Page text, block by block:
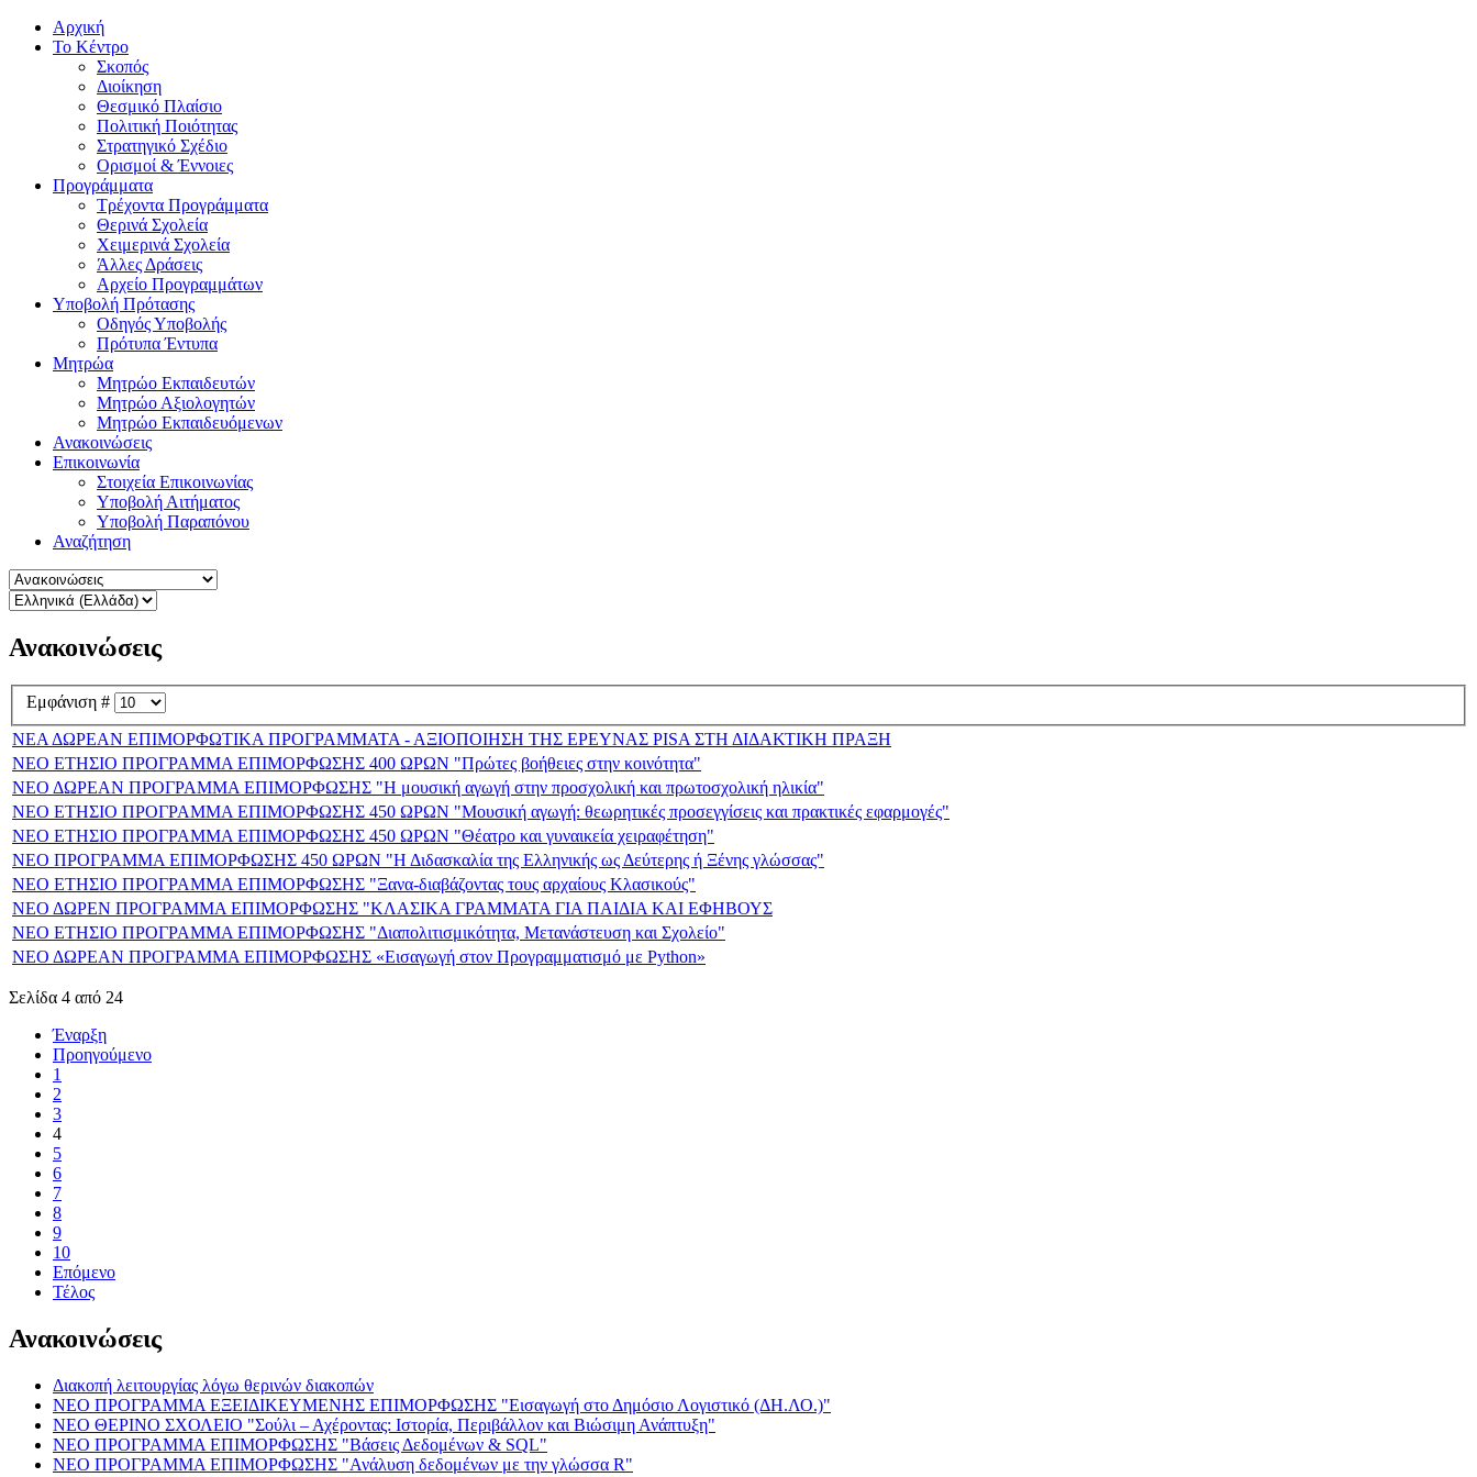
Αρχική
Το Κέντρο
Σκοπός
Διοίκηση
Θεσμικό Πλαίσιο
Πολιτική Ποιότητας
Στρατηγικό Σχέδιο
Ορισμοί & Έννοιες
Προγράμματα
Τρέχοντα Προγράμματα
Θερινά Σχολεία
Χειμερινά Σχολεία
Άλλες Δράσεις
Αρχείο Προγραμμάτων
Υποβολή Πρότασης
Οδηγός Υποβολής
Πρότυπα Έντυπα
Μητρώα
Μητρώο Εκπαιδευτών
Μητρώο Αξιολογητών
Μητρώο Εκπαιδευόμενων
Ανακοινώσεις
Επικοινωνία
Στοιχεία Επικοινωνίας
Υποβολή Αιτήματος
Υποβολή Παραπόνου
Αναζήτηση
Ανακοινώσεις
Εμφάνιση #
ΝΕΑ ΔΩΡΕΑΝ ΕΠΙΜΟΡΦΩΤΙΚΑ ΠΡΟΓΡΑΜΜΑΤΑ - ΑΞΙΟΠΟΙΗΣΗ ΤΗΣ ΕΡΕΥΝΑΣ PISA ΣΤΗ ΔΙΔΑΚΤΙΚΗ ΠΡΑΞΗ
ΝΕΟ ΕΤΗΣΙΟ ΠΡΟΓΡΑΜΜΑ ΕΠΙΜΟΡΦΩΣΗΣ 400 ΩΡΩΝ "Πρώτες βοήθειες στην κοινότητα"
ΝΕΟ ΔΩΡΕΑΝ ΠΡΟΓΡΑΜΜΑ ΕΠΙΜΟΡΦΩΣΗΣ "Η μουσική αγωγή στην προσχολική και πρωτοσχολική ηλικία"
ΝΕΟ ΕΤΗΣΙΟ ΠΡΟΓΡΑΜΜΑ ΕΠΙΜΟΡΦΩΣΗΣ 450 ΩΡΩΝ "Μουσική αγωγή: θεωρητικές προσεγγίσεις και πρακτικές εφαρμογές"
ΝΕΟ ΕΤΗΣΙΟ ΠΡΟΓΡΑΜΜΑ ΕΠΙΜΟΡΦΩΣΗΣ 450 ΩΡΩΝ "Θέατρο και γυναικεία χειραφέτηση"
ΝΕΟ ΠΡΟΓΡΑΜΜΑ ΕΠΙΜΟΡΦΩΣΗΣ 450 ΩΡΩΝ "Η Διδασκαλία της Eλληνικής ως Δεύτερης ή Ξένης γλώσσας"
ΝΕΟ ΕΤΗΣΙΟ ΠΡΟΓΡΑΜΜΑ ΕΠΙΜΟΡΦΩΣΗΣ "Ξανα-διαβάζοντας τους αρχαίους Κλασικούς"
ΝΕΟ ΔΩΡΕΝ ΠΡΟΓΡΑΜΜΑ ΕΠΙΜΟΡΦΩΣΗΣ "ΚΛΑΣΙΚΑ ΓΡΑΜΜΑΤΑ ΓΙΑ ΠΑΙΔΙΑ ΚΑΙ ΕΦΗΒΟΥΣ
ΝΕΟ ΕΤΗΣΙΟ ΠΡΟΓΡΑΜΜΑ ΕΠΙΜΟΡΦΩΣΗΣ "Διαπολιτισμικότητα, Μετανάστευση και Σχολείο"
ΝΕΟ ΔΩΡΕΑΝ ΠΡΟΓΡΑΜΜΑ ΕΠΙΜΟΡΦΩΣΗΣ «Εισαγωγή στον Προγραμματισμό με Python»
Σελίδα 4 από 24
Έναρξη
Προηγούμενο
1
2
3
4
5
6
7
8
9
10
Επόμενο
Τέλος
Ανακοινώσεις
Διακοπή λειτουργίας λόγω θερινών διακοπών
ΝΕΟ ΠΡΟΓΡΑΜΜΑ ΕΞΕΙΔΙΚΕΥΜΕΝΗΣ ΕΠΙΜΟΡΦΩΣΗΣ "Εισαγωγή στο Δημόσιο Λογιστικό (ΔΗ.ΛΟ.)"
ΝΕΟ ΘΕΡΙΝΟ ΣΧΟΛΕΙΟ "Σούλι – Αχέροντας: Ιστορία, Περιβάλλον και Βιώσιμη Ανάπτυξη"
ΝΕΟ ΠΡΟΓΡΑΜΜΑ ΕΠΙΜΟΡΦΩΣΗΣ "Βάσεις Δεδομένων & SQL"
ΝΕΟ ΠΡΟΓΡΑΜΜΑ ΕΠΙΜΟΡΦΩΣΗΣ "Ανάλυση δεδομένων με την γλώσσα R"